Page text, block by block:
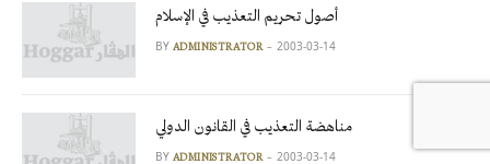
أصول تحريم التعذيب في الإسلام
BY ADMINISTRATOR 2003-03-14
مناهضة التعذيب في القانون الدولي
BY ADMINISTRATOR 2003-03-14